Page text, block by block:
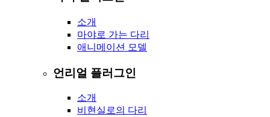
소개
마야로 가는 다리
애니메이션 모델
언리얼 플러그인
소개
비현실로의 다리